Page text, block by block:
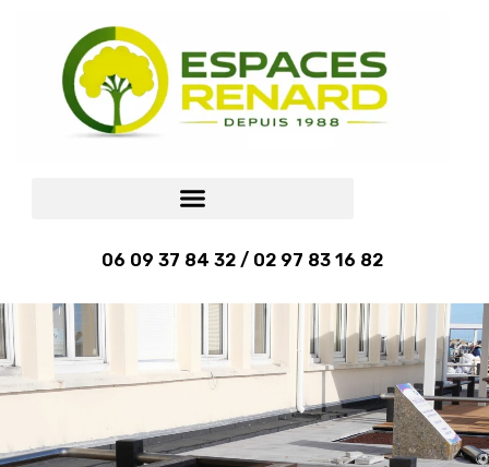
06 09 37 84 32 / 02 97 83 16 82